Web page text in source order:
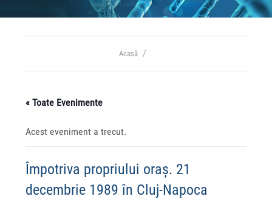
Acasă
« Toate Evenimente
Acest eveniment a trecut.
Împotriva propriului oraș. 21
decembrie 1989 în Cluj-Napoca